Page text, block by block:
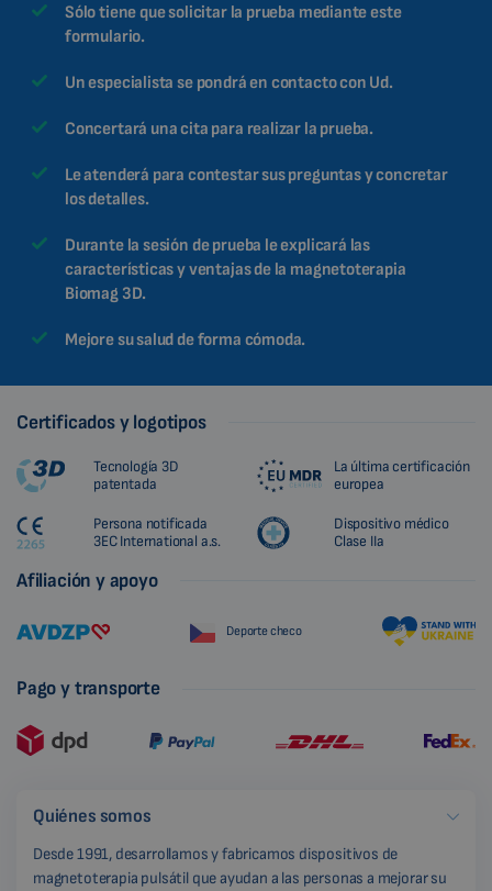
Sólo tiene que solicitar la prueba mediante este
formulario.
Un especialista se pondrá en contacto con Ud.
Concertará una cita para realizar la prueba.
Le atenderá para contestar sus preguntas y concretar
los detalles.
Durante la sesión de prueba le explicará las
características y ventajas de la magnetoterapia
Biomag 3D.
Mejore su salud de forma cómoda.
Certificados y logotipos
Tecnología 3D
patentada
La última certificación
europea
Persona notificada
3EC International a.s.
Dispositivo médico
Clase IIa
Afiliación y apoyo
Deporte checo
Pago y transporte
Quiénes somos
Desde 1991, desarrollamos y fabricamos dispositivos de
magnetoterapia pulsátil que ayudan a las personas a mejorar su